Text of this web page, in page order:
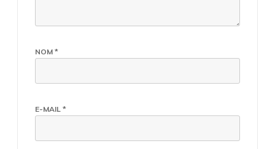
NOM *
E-MAIL *